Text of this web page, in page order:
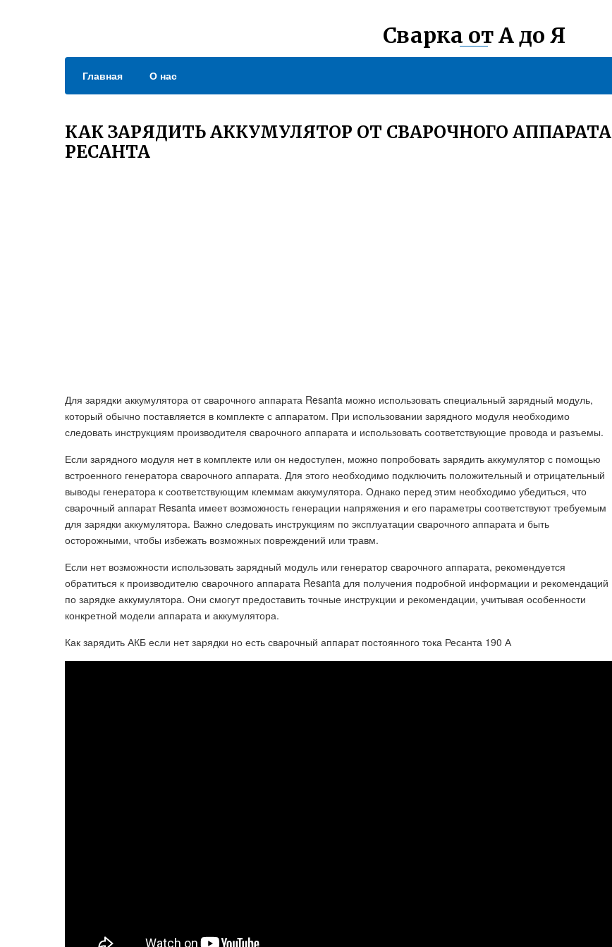
Сварка от А до Я
Главная О нас
КАК ЗАРЯДИТЬ АККУМУЛЯТОР ОТ СВАРОЧНОГО АППАРАТА
РЕСАНТА
Для зарядки аккумулятора от сварочного аппарата Resanta можно использовать специальный зарядный модуль,
который обычно поставляется в комплекте с аппаратом. При использовании зарядного модуля необходимо
следовать инструкциям производителя сварочного аппарата и использовать соответствующие провода и разъемы.
Если зарядного модуля нет в комплекте или он недоступен, можно попробовать зарядить аккумулятор с помощью
встроенного генератора сварочного аппарата. Для этого необходимо подключить положительный и отрицательный
выводы генератора к соответствующим клеммам аккумулятора. Однако перед этим необходимо убедиться, что
сварочный аппарат Resanta имеет возможность генерации напряжения и его параметры соответствуют требуемым
для зарядки аккумулятора. Важно следовать инструкциям по эксплуатации сварочного аппарата и быть
осторожными, чтобы избежать возможных повреждений или травм.
Если нет возможности использовать зарядный модуль или генератор сварочного аппарата, рекомендуется
обратиться к производителю сварочного аппарата Resanta для получения подробной информации и рекомендаций
по зарядке аккумулятора. Они смогут предоставить точные инструкции и рекомендации, учитывая особенности
конкретной модели аппарата и аккумулятора.
Как зарядить АКБ если нет зарядки но есть сварочный аппарат постоянного тока Ресанта 190 А